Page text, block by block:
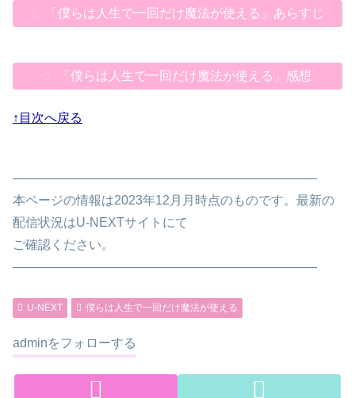
「僕らは人生で一回だけ魔法が使える」あらすじ
「僕らは人生で一回だけ魔法が使える」感想
↑目次へ戻る
————————————————————————
本ページの情報は2023年12月月時点のものです。最新の
配信状況はU-NEXTサイトにて
ご確認ください。
————————————————————————
U-NEXT 僕らは人生で一回だけ魔法が使える
adminをフォローする